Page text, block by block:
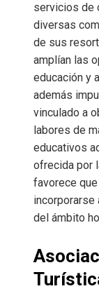
servicios de
diversas
de sus
amplían las
educación y
además
vinculado a
labores de
educativos
ofrecida por
favorece
del ámbito